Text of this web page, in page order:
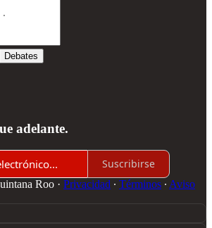
Debates
adelante.
Suscribirse
Roo · Privacidad ∙ Términos ∙ Aviso